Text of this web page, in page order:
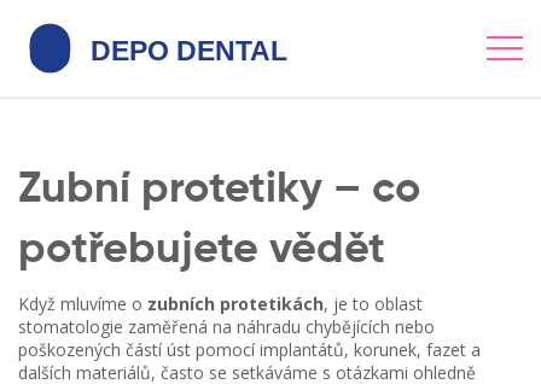
Zubní protetiky – co
potřebujete vědět
Když mluvíme o zubních protetikách, je to oblast
stomatologie zaměřená na náhradu chybějících nebo
poškozených částí úst pomocí implantátů, korunek, fazet a
dalších materiálů, často se setkáváme s otázkami ohledně